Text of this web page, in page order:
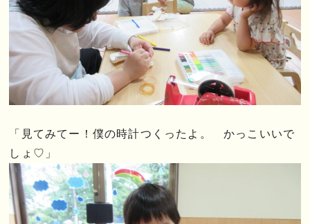
「見てみてー！僕の時計つくったよ。 かっこいいで
しょ♡」